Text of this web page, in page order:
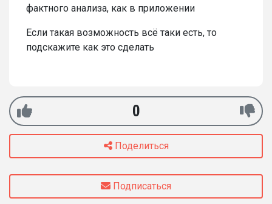
фактного анализа, как в приложении
Если такая возможность всё таки есть, то
подскажите как это сделать
0
Поделиться
Подписаться